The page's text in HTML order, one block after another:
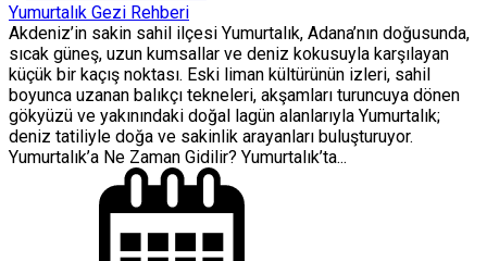
Yumurtalık Gezi Rehberi
Akdeniz’in sakin sahil ilçesi Yumurtalık, Adana’nın doğusunda,
sıcak güneş, uzun kumsallar ve deniz kokusuyla karşılayan
küçük bir kaçış noktası. Eski liman kültürünün izleri, sahil
boyunca uzanan balıkçı tekneleri, akşamları turuncuya dönen
gökyüzü ve yakınındaki doğal lagün alanlarıyla Yumurtalık;
deniz tatiliyle doğa ve sakinlik arayanları buluşturuyor.
Yumurtalık’a Ne Zaman Gidilir? Yumurtalık’ta...